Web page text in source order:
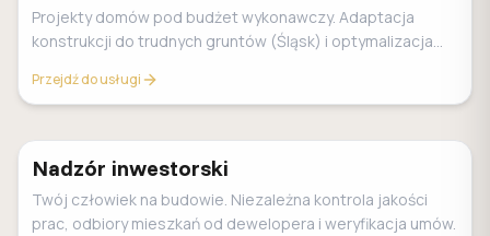
Projekty domów pod budżet wykonawczy. Adaptacja
konstrukcji do trudnych gruntów (Śląsk) i optymalizacja
Przejdź do usługi
Nadzór inwestorski
Twój człowiek na budowie. Niezależna kontrola jakości
prac, odbiory mieszkań od dewelopera i weryfikacja umów.